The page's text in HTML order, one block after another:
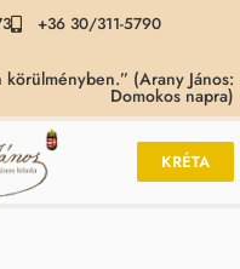
+36 30/311-5790
(Arany János:
Domokos napra)
KRÉTA